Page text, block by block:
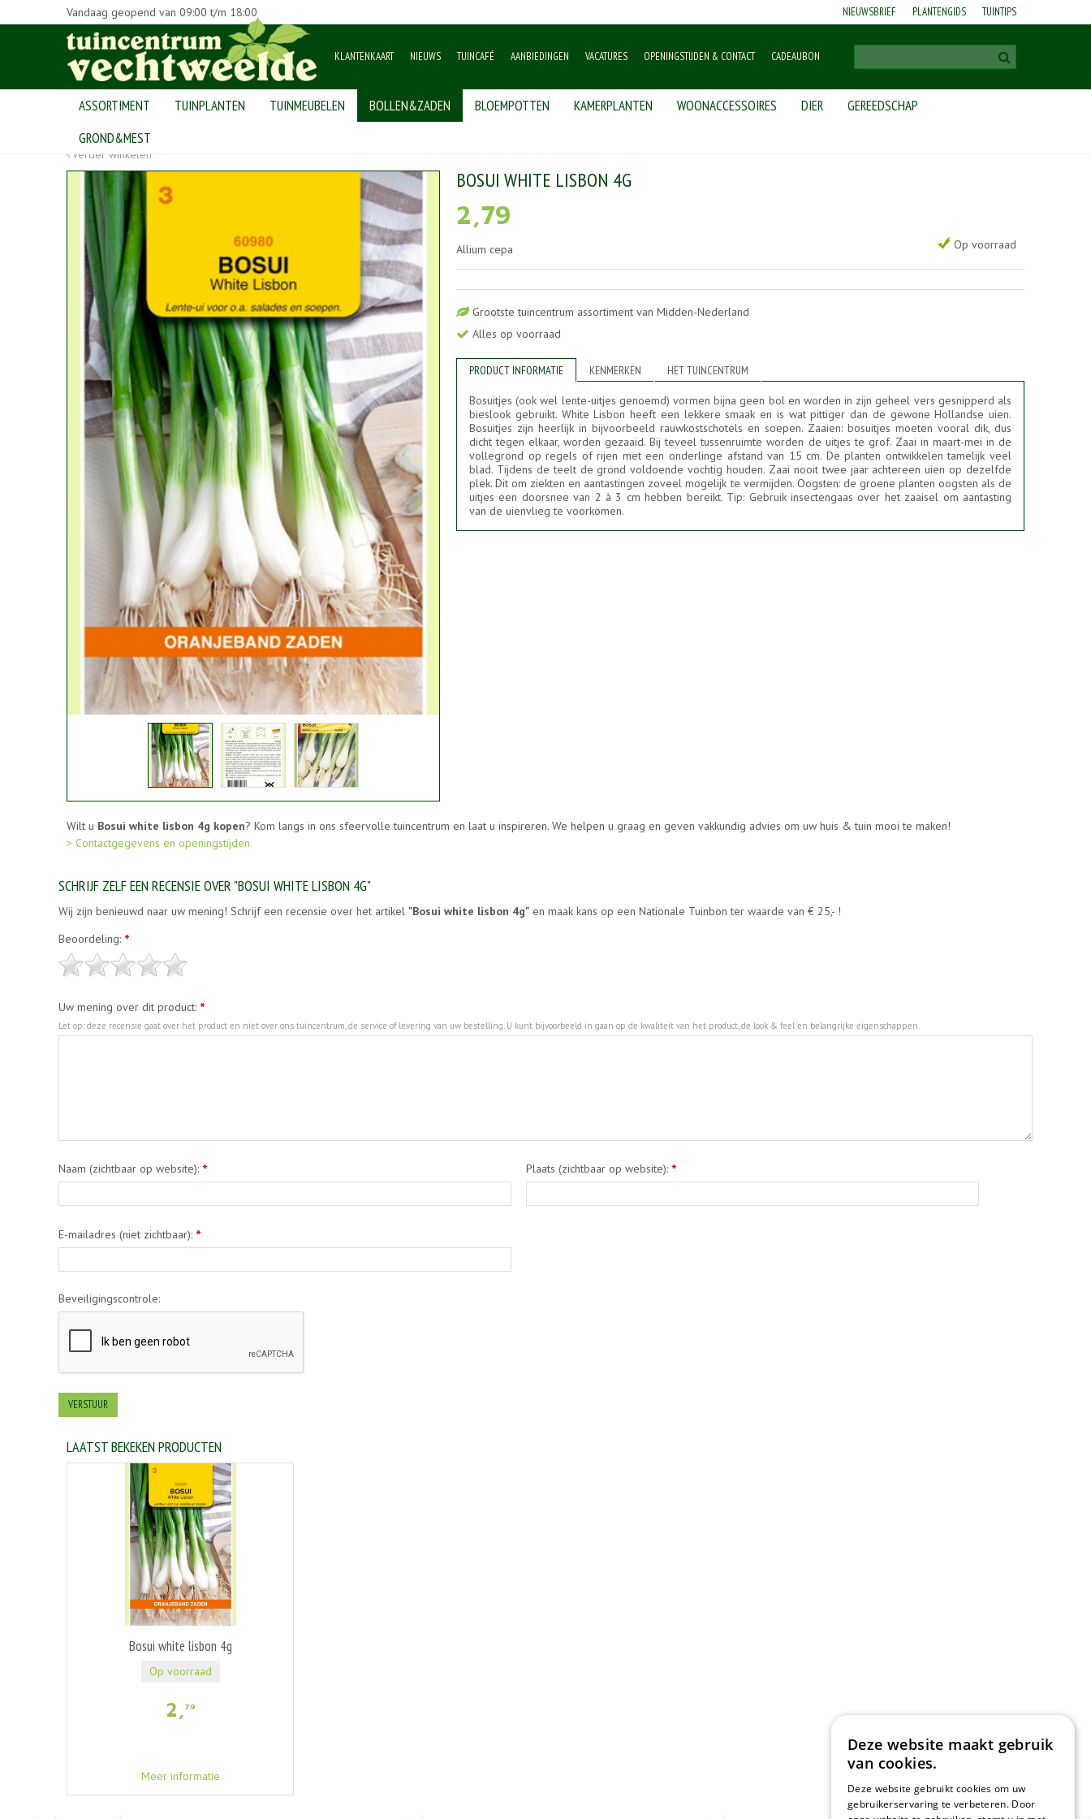
Home > Producten
Vandaag geopend van 09:00 t/m 18:00 NIEUWSBRIEF PLANTENGIDS TUINTIPS
KLANTENKAART NIEUWS TUINCAFÉ AANBIEDINGEN VACATURES OPENINGSTIJDEN & CONTACT CADEAUBON
ASSORTIMENT TUINPLANTEN TUINMEUBELEN BOLLEN&ZADEN BLOEMPOTTEN KAMERPLANTEN WOONACCESSOIRES DIER
GEREEDSCHAP
GROND&MEST
Verder winkelen
BOSUI WHITE LISBON 4G
2,79
Allium cepa Op voorraad
Grootste tuincentrum assortiment van Midden-Nederland
Alles op voorraad
PRODUCT INFORMATIE KENMERKEN HET TUINCENTRUM
Bosuitjes (ook wel lente-uitjes genoemd) vormen bijna geen bol en worden in zijn geheel vers gesnipperd als
bieslook gebruikt. White Lisbon heeft een lekkere smaak en is wat pittiger dan de gewone Hollandse uien.
Bosuitjes zijn heerlijk in bijvoorbeeld rauwkostschotels en soepen. Zaaien: bosuitjes moeten vooral dik, dus
dicht tegen elkaar, worden gezaaid. Bij teveel tussenruimte worden de uitjes te grof. Zaai in maart-mei in de
vollegrond op regels of rijen met een onderlinge afstand van 15 cm. De planten ontwikkelen tamelijk veel
blad. Tijdens de teelt de grond voldoende vochtig houden. Zaai nooit twee jaar achtereen uien op dezelfde
plek. Dit om ziekten en aantastingen zoveel mogelijk te vermijden. Oogsten: de groene planten oogsten als de
uitjes een doorsnee van 2 à 3 cm hebben bereikt. Tip: Gebruik insectengaas over het zaaisel om aantasting
van de uienvlieg te voorkomen.
Wilt u Bosui white lisbon 4g kopen? Kom langs in ons sfeervolle tuincentrum en laat u inspireren. We helpen u graag en geven vakkundig advies om uw huis & tuin mooi te maken!
> Contactgegevens en openingstijden
SCHRIJF ZELF EEN RECENSIE OVER "BOSUI WHITE LISBON 4G"
Wij zijn benieuwd naar uw mening! Schrijf een recensie over het artikel "Bosui white lisbon 4g" en maak kans op een Nationale Tuinbon ter waarde van € 25,- !
Beoordeling: *
Uw mening over dit product: *
Let op: deze recensie gaat over het product en niet over ons tuincentrum, de service of levering van uw bestelling. U kunt bijvoorbeeld in gaan op de kwaliteit van het product, de look & feel en belangrijke eigenschappen.
Naam (zichtbaar op website): * Plaats (zichtbaar op website): *
E-mailadres (niet zichtbaar): *
Beveiligingscontrole:
LAATST BEKEKEN PRODUCTEN
Bosui white lisbon 4g
2,79
Meer informatie
Op voorraad
Deze website maakt gebruik
van cookies.
Deze website gebruikt cookies om uw
gebruikerservaring te verbeteren. Door